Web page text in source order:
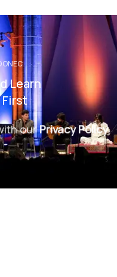
Learn
ourPrivacy Policy